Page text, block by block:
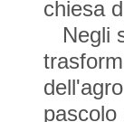
chiesa
Negli
pascolo